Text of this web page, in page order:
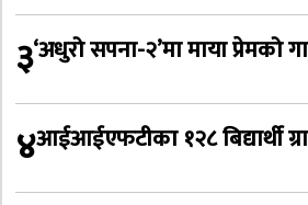
३‘अधुरो सपना-२’मा माया प्रेमको
४आईआईएफटीका १२८ बिद्यार्थी